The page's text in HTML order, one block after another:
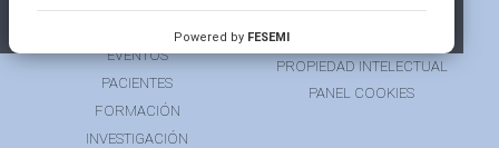
EVENTOS
PACIENTES
FORMACIÓN
INVESTIGACIÓN
POLÍTICA DE COOKIES
PROPIEDAD INTELECTUAL
PANEL COOKIES
Powered by FESEMI